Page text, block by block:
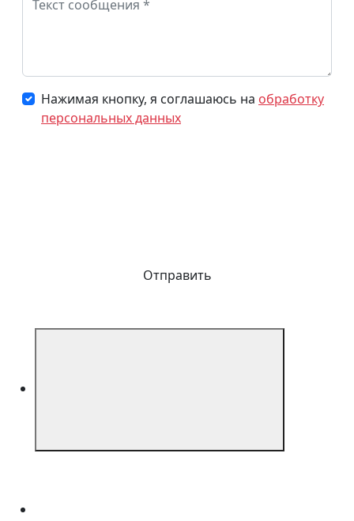
Нажимая кнопку, я соглашаюсь на обработку
персональных данных
Отправить